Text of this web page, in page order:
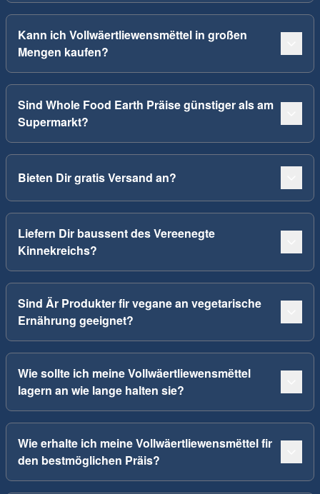
Kann ich Vollwäertliewensmëttel in großen
Mengen kaufen?
Sind Whole Food Earth Präise günstiger als am
Supermarkt?
Bieten Dir gratis Versand an?
Liefern Dir baussent des Vereenegte
Kinnekreichs?
Sind Är Produkter fir vegane an vegetarische
Ernährung geeignet?
Wie sollte ich meine Vollwäertliewensmëttel
lagern an wie lange halten sie?
Wie erhalte ich meine Vollwäertliewensmëttel fir
den bestmöglichen Präis?